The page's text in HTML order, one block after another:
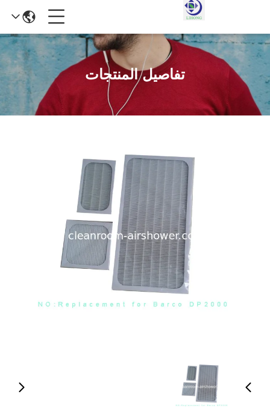
تفاصيل المنتجات